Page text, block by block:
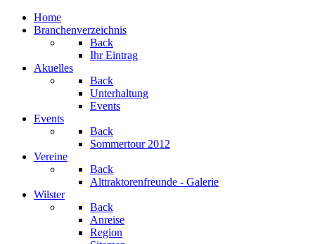
Home
Branchenverzeichnis
Back
Ihr Eintrag
Akuelles
Back
Unterhaltung
Events
Events
Back
Sommertour 2012
Vereine
Back
Alttraktorenfreunde - Galerie
Wilster
Back
Anreise
Region